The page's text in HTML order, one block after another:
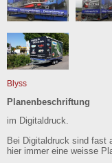
Blyss
Planenbeschriftung
im Digitaldruck.
Bei Digitaldruck sind fast
hier immer eine weisse